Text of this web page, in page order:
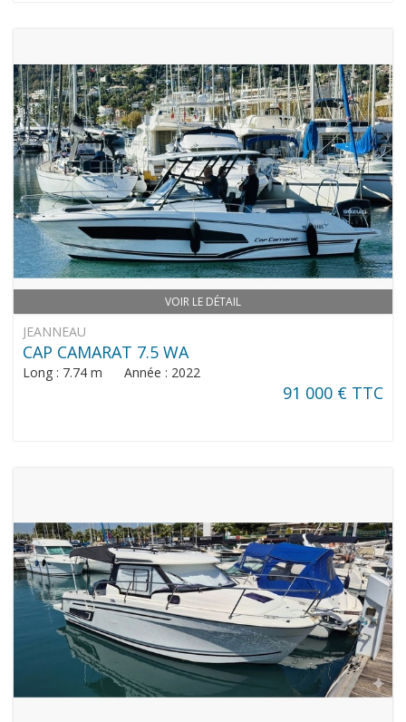
VOIR LE DÉTAIL
JEANNEAU
CAP CAMARAT 7.5 WA
Long : 7.74 m Année : 2022
91 000 € TTC